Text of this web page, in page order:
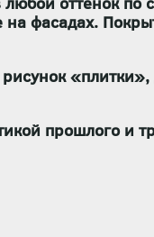
фасадах.
«плитки»,
прошлого и